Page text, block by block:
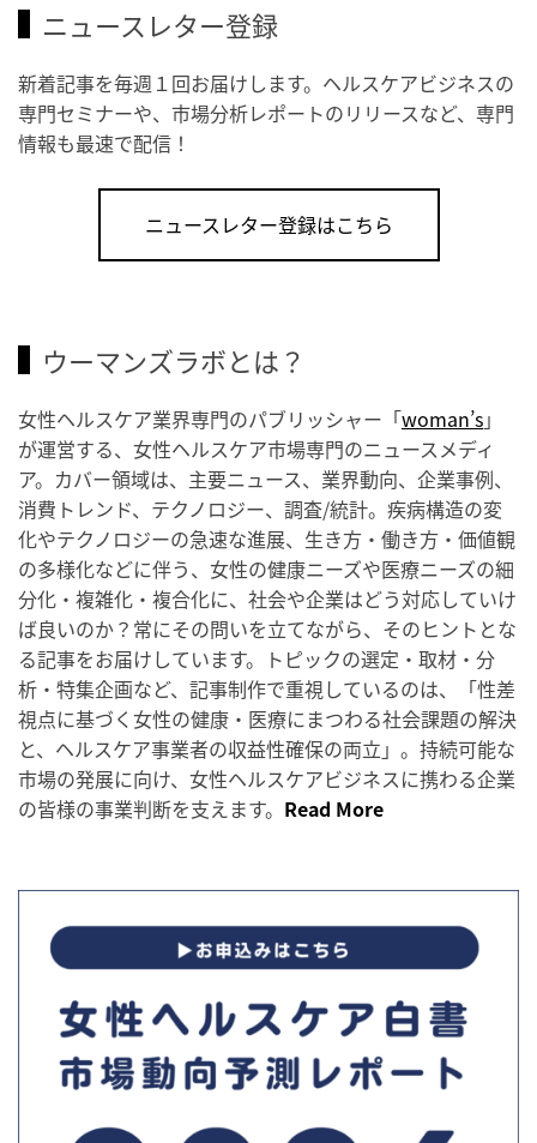
ニュースレター登録
新着記事を毎週１回お届けします。ヘルスケアビジネスの
専門セミナーや、市場分析レポートのリリースなど、専門
情報も最速で配信！
ニュースレター登録はこちら
ウーマンズラボとは？
女性ヘルスケア業界専門のパブリッシャー「woman’s」
が運営する、女性ヘルスケア市場専門のニュースメディ
ア。カバー領域は、主要ニュース、業界動向、企業事例、
消費トレンド、テクノロジー、調査/統計。疾病構造の変
化やテクノロジーの急速な進展、生き方・働き方・価値観
の多様化などに伴う、女性の健康ニーズや医療ニーズの細
分化・複雑化・複合化に、社会や企業はどう対応していけ
ば良いのか？常にその問いを立てながら、そのヒントとな
る記事をお届けしています。トピックの選定・取材・分
析・特集企画など、記事制作で重視しているのは、「性差
視点に基づく女性の健康・医療にまつわる社会課題の解決
と、ヘルスケア事業者の収益性確保の両立」。持続可能な
市場の発展に向け、女性ヘルスケアビジネスに携わる企業
の皆様の事業判断を支えます。 Read More